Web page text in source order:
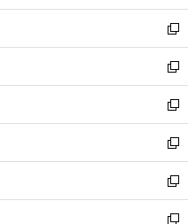
開
く
ウ
で
開
く
ン
ド
ウ
で
開
く
ウ
ィ
ン
ド
ウ
で
開
く
新
し
い
ウ
ィ
ン
ド
ウ
で
開
く
新
し
い
ウ
ィ
ン
ド
ウ
で
新
し
い
ウ
ィ
ン
ド
新
し
い
ウ
ィ
新
し